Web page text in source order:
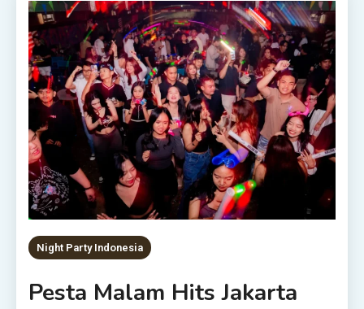
Night Party Indonesia
Pesta Malam Hits Jakarta